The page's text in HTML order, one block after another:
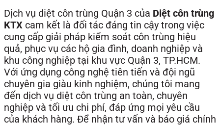
Dịch vụ diệt côn trùng Quận 3 của Diệt côn trùng
KTX cam kết là đối tác đáng tin cậy trong việc
cung cấp giải pháp kiểm soát côn trùng hiệu
quả, phục vụ các hộ gia đình, doanh nghiệp và
khu công nghiệp tại khu vực Quận 3, TP.HCM.
Với ứng dụng công nghệ tiên tiến và đội ngũ
chuyên gia giàu kinh nghiệm, chúng tôi mang
đến dịch vụ diệt côn trùng an toàn, chuyên
nghiệp và tối ưu chi phí, đáp ứng mọi yêu cầu
của khách hàng. Để nhận tư vấn và báo giá chính